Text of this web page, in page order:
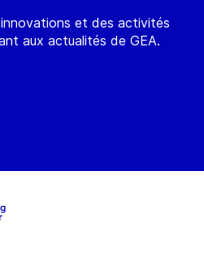
et des activités
aux actualités de GEA.